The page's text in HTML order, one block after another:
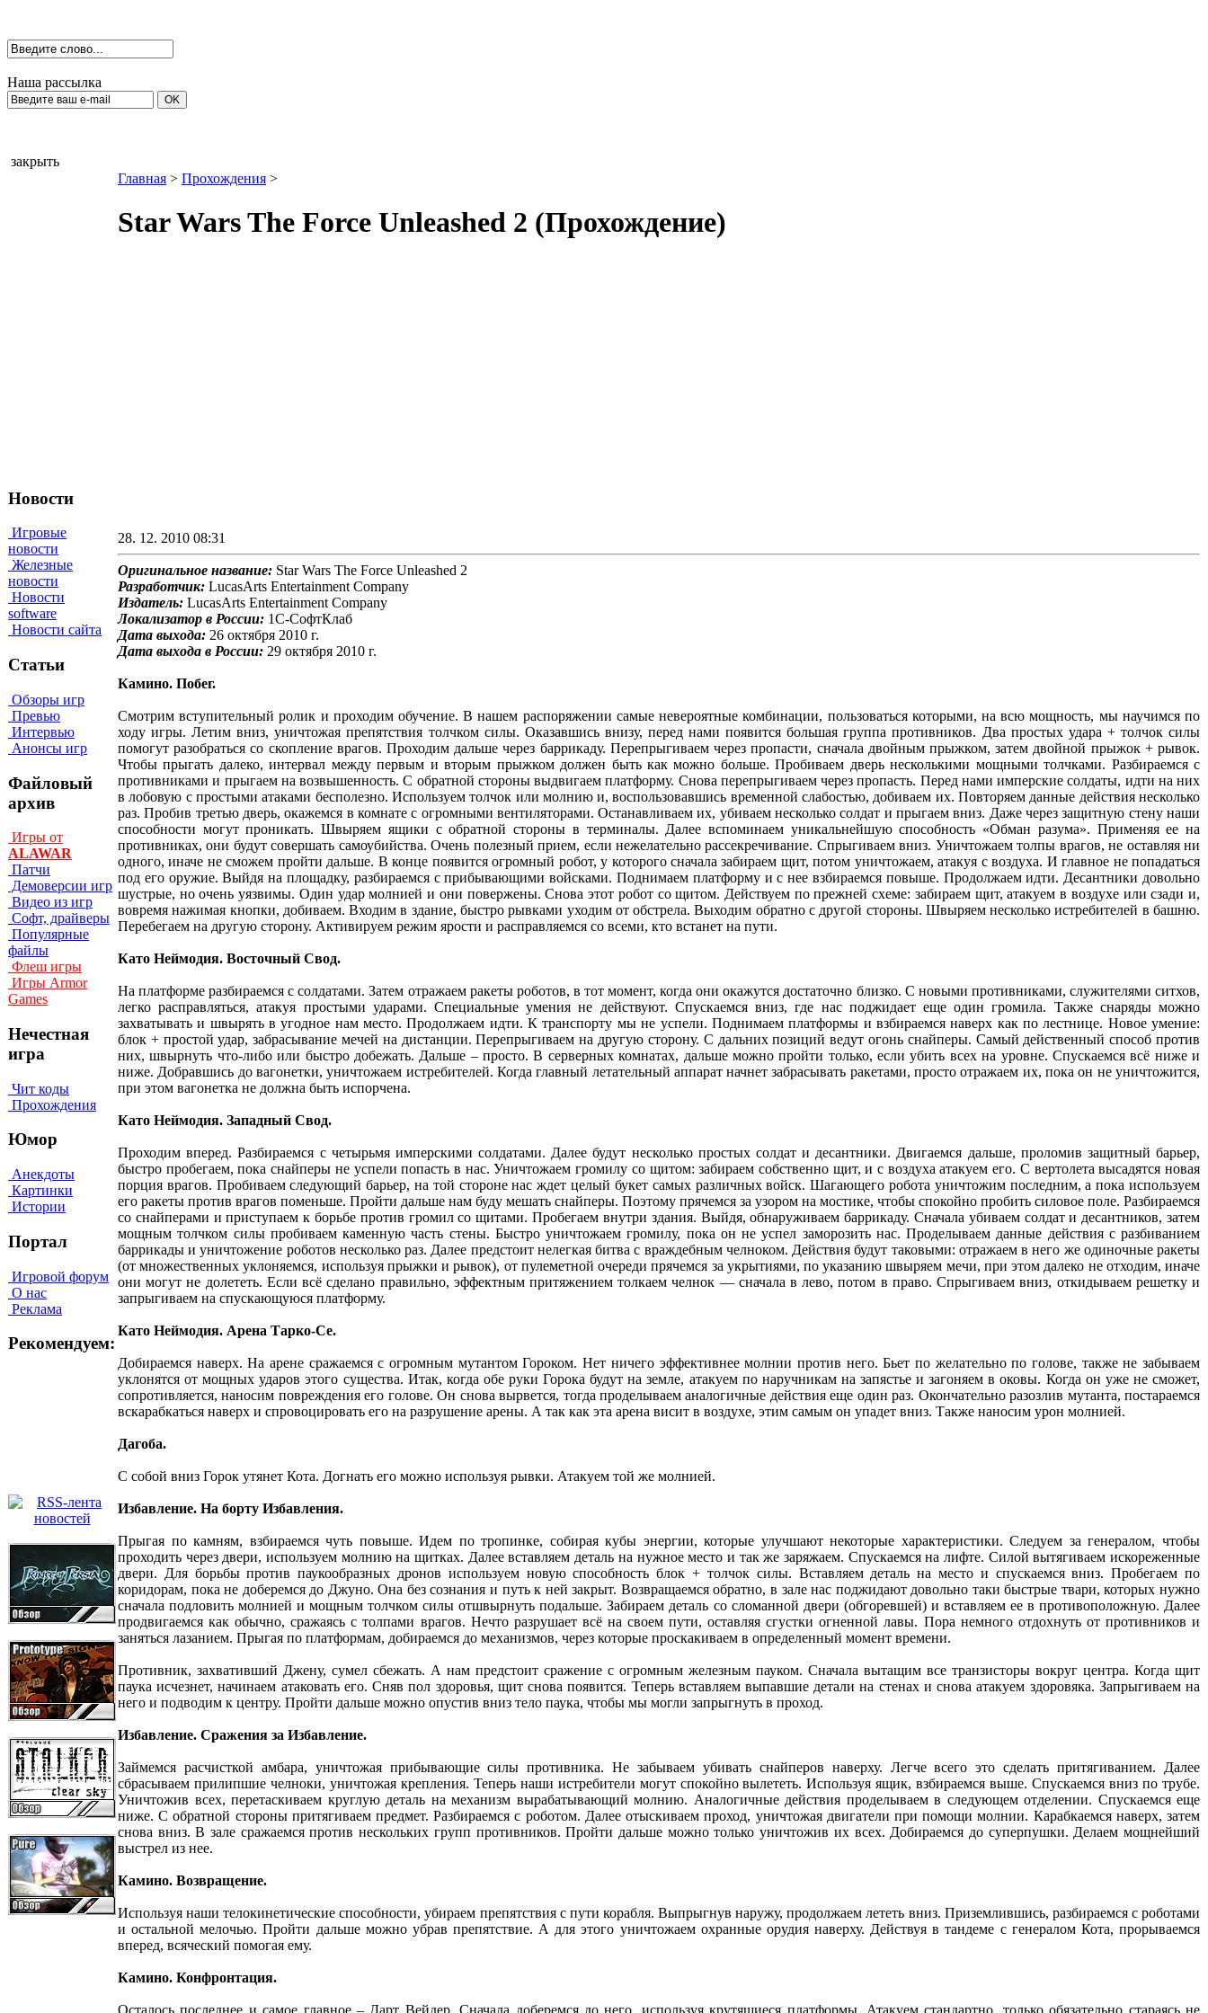
Наша рассылка
закрыть
Новости
Игровые
новости
Железные
новости
Новости
software
Новости сайта
Статьи
Обзоры игр
Превью
Интервью
Анонсы игр
Файловый
архив
Игры от
ALAWAR
Патчи
Демоверсии игр
Видео из игр
Софт, драйверы
Популярные
файлы
Флеш игры
Игры Armor
Games
Нечестная
игра
Чит коды
Прохождения
Юмор
Анекдоты
Картинки
Истории
Портал
Игровой форум
О нас
Реклама
Рекомендуем:
Главная > Прохождения >
Star Wars The Force Unleashed 2 (Прохождение)
28. 12. 2010 08:31
Оригинальное название: Star Wars The Force Unleashed 2
Разработчик: LucasArts Entertainment Company
Издатель: LucasArts Entertainment Company
Локализатор в России: 1С-СофтКлаб
Дата выхода: 26 октября 2010 г.
Дата выхода в России: 29 октября 2010 г.
Камино. Побег.
Смотрим вступительный ролик и проходим обучение. В нашем распоряжении самые невероятные комбинации, пользоваться которыми, на всю мощность, мы научимся по
ходу игры. Летим вниз, уничтожая препятствия толчком силы. Оказавшись внизу, перед нами появится большая группа противников. Два простых удара + толчок силы
помогут разобраться со скопление врагов. Проходим дальше через баррикаду. Перепрыгиваем через пропасти, сначала двойным прыжком, затем двойной прыжок + рывок.
Чтобы прыгать далеко, интервал между первым и вторым прыжком должен быть как можно больше. Пробиваем дверь несколькими мощными толчками. Разбираемся с
противниками и прыгаем на возвышенность. С обратной стороны выдвигаем платформу. Снова перепрыгиваем через пропасть. Перед нами имперские солдаты, идти на них
в лобовую с простыми атаками бесполезно. Используем толчок или молнию и, воспользовавшись временной слабостью, добиваем их. Повторяем данные действия несколько
раз. Пробив третью дверь, окажемся в комнате с огромными вентиляторами. Останавливаем их, убиваем несколько солдат и прыгаем вниз. Даже через защитную стену наши
способности могут проникать. Швыряем ящики с обратной стороны в терминалы. Далее вспоминаем уникальнейшую способность «Обман разума». Применяя ее на
противниках, они будут совершать самоубийства. Очень полезный прием, если нежелательно рассекречивание. Спрыгиваем вниз. Уничтожаем толпы врагов, не оставляя ни
одного, иначе не сможем пройти дальше. В конце появится огромный робот, у которого сначала забираем щит, потом уничтожаем, атакуя с воздуха. И главное не попадаться
под его оружие. Выйдя на площадку, разбираемся с прибывающими войсками. Поднимаем платформу и с нее взбираемся повыше. Продолжаем идти. Десантники довольно
шустрые, но очень уязвимы. Один удар молнией и они повержены. Снова этот робот со щитом. Действуем по прежней схеме: забираем щит, атакуем в воздухе или сзади и,
вовремя нажимая кнопки, добиваем. Входим в здание, быстро рывками уходим от обстрела. Выходим обратно с другой стороны. Швыряем несколько истребителей в башню.
Перебегаем на другую сторону. Активируем режим ярости и расправляемся со всеми, кто встанет на пути.
Като Неймодия. Восточный Свод.
На платформе разбираемся с солдатами. Затем отражаем ракеты роботов, в тот момент, когда они окажутся достаточно близко. С новыми противниками, служителями ситхов,
легко расправляться, атакуя простыми ударами. Специальные умения не действуют. Спускаемся вниз, где нас поджидает еще один громила. Также снаряды можно
захватывать и швырять в угодное нам место. Продолжаем идти. К транспорту мы не успели. Поднимаем платформы и взбираемся наверх как по лестнице. Новое умение:
блок + простой удар, забрасывание мечей на дистанции. Перепрыгиваем на другую сторону. С дальних позиций ведут огонь снайперы. Самый действенный способ против
них, швырнуть что-либо или быстро добежать. Дальше – просто. В серверных комнатах, дальше можно пройти только, если убить всех на уровне. Спускаемся всё ниже и
ниже. Добравшись до вагонетки, уничтожаем истребителей. Когда главный летательный аппарат начнет забрасывать ракетами, просто отражаем их, пока он не уничтожится,
при этом вагонетка не должна быть испорчена.
Като Неймодия. Западный Свод.
Проходим вперед. Разбираемся с четырьмя имперскими солдатами. Далее будут несколько простых солдат и десантники. Двигаемся дальше, проломив защитный барьер,
быстро пробегаем, пока снайперы не успели попасть в нас. Уничтожаем громилу со щитом: забираем собственно щит, и с воздуха атакуем его. С вертолета высадятся новая
порция врагов. Пробиваем следующий барьер, на той стороне нас ждет целый букет самых различных войск. Шагающего робота уничтожим последним, а пока используем
его ракеты против врагов поменьше. Пройти дальше нам буду мешать снайперы. Поэтому прячемся за узором на мостике, чтобы спокойно пробить силовое поле. Разбираемся
со снайперами и приступаем к борьбе против громил со щитами. Пробегаем внутри здания. Выйдя, обнаруживаем баррикаду. Сначала убиваем солдат и десантников, затем
мощным толчком силы пробиваем каменную часть стены. Быстро уничтожаем громилу, пока он не успел заморозить нас. Проделываем данные действия с разбиванием
баррикады и уничтожение роботов несколько раз. Далее предстоит нелегкая битва с враждебным челноком. Действия будут таковыми: отражаем в него же одиночные ракеты
(от множественных уклоняемся, используя прыжки и рывок), от пулеметной очереди прячемся за укрытиями, по указанию швыряем мечи, при этом далеко не отходим, иначе
они могут не долететь. Если всё сделано правильно, эффектным притяжением толкаем челнок — сначала в лево, потом в право. Спрыгиваем вниз, откидываем решетку и
запрыгиваем на спускающуюся платформу.
Като Неймодия. Арена Тарко-Се.
Добираемся наверх. На арене сражаемся с огромным мутантом Гороком. Нет ничего эффективнее молнии против него. Бьет по желательно по голове, также не забываем
уклонятся от мощных ударов этого существа. Итак, когда обе руки Горока будут на земле, атакуем по наручникам на запястье и загоняем в оковы. Когда он уже не сможет,
сопротивляется, наносим повреждения его голове. Он снова вырвется, тогда проделываем аналогичные действия еще один раз. Окончательно разозлив мутанта, постараемся
вскарабкаться наверх и спровоцировать его на разрушение арены. А так как эта арена висит в воздухе, этим самым он упадет вниз. Также наносим урон молнией.
Дагоба.
С собой вниз Горок утянет Кота. Догнать его можно используя рывки. Атакуем той же молнией.
Избавление. На борту Избавления.
Прыгая по камням, взбираемся чуть повыше. Идем по тропинке, собирая кубы энергии, которые улучшают некоторые характеристики. Следуем за генералом, чтобы
проходить через двери, используем молнию на щитках. Далее вставляем деталь на нужное место и так же заряжаем. Спускаемся на лифте. Силой вытягиваем искореженные
двери. Для борьбы против паукообразных дронов используем новую способность блок + толчок силы. Вставляем деталь на место и спускаемся вниз. Пробегаем по
коридорам, пока не доберемся до Джуно. Она без сознания и путь к ней закрыт. Возвращаемся обратно, в зале нас поджидают довольно таки быстрые твари, которых нужно
сначала подловить молнией и мощным толчком силы отшвырнуть подальше. Забираем деталь со сломанной двери (обгоревшей) и вставляем ее в противоположную. Далее
продвигаемся как обычно, сражаясь с толпами врагов. Нечто разрушает всё на своем пути, оставляя сгустки огненной лавы. Пора немного отдохнуть от противников и
заняться лазанием. Прыгая по платформам, добираемся до механизмов, через которые проскакиваем в определенный момент времени.
Противник, захвативший Джену, сумел сбежать. А нам предстоит сражение с огромным железным пауком. Сначала вытащим все транзисторы вокруг центра. Когда щит
паука исчезнет, начинаем атаковать его. Сняв пол здоровья, щит снова появится. Теперь вставляем выпавшие детали на стенах и снова атакуем здоровяка. Запрыгиваем на
него и подводим к центру. Пройти дальше можно опустив вниз тело паука, чтобы мы могли запрыгнуть в проход.
Избавление. Сражения за Избавление.
Займемся расчисткой амбара, уничтожая прибывающие силы противника. Не забываем убивать снайперов наверху. Легче всего это сделать притягиванием. Далее
сбрасываем прилипшие челноки, уничтожая крепления. Теперь наши истребители могут спокойно вылететь. Используя ящик, взбираемся выше. Спускаемся вниз по трубе.
Уничтожив всех, перетаскиваем круглую деталь на механизм вырабатывающий молнию. Аналогичные действия проделываем в следующем отделении. Спускаемся еще
ниже. С обратной стороны притягиваем предмет. Разбираемся с роботом. Далее отыскиваем проход, уничтожая двигатели при помощи молнии. Карабкаемся наверх, затем
снова вниз. В зале сражаемся против нескольких групп противников. Пройти дальше можно только уничтожив их всех. Добираемся до суперпушки. Делаем мощнейший
выстрел из нее.
Камино. Возвращение.
Используя наши телокинетические способности, убираем препятствия с пути корабля. Выпрыгнув наружу, продолжаем лететь вниз. Приземлившись, разбираемся с роботами
и остальной мелочью. Пройти дальше можно убрав препятствие. А для этого уничтожаем охранные орудия наверху. Действуя в тандеме с генералом Кота, прорываемся
вперед, всяческий помогая ему.
Камино. Конфронтация.
Осталось последнее и самое главное – Дарт Вейдер. Сначала доберемся до него, используя крутящиеся платформы. Атакуем стандартно, только обязательно стараясь не